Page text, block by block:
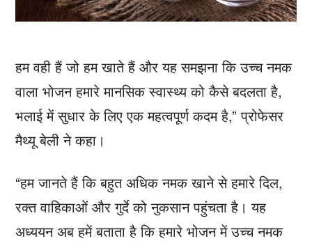
हम वही हैं जो हम खाते हैं और यह समझना कि उच्च नमक
वाला भोजन हमारे मानसिक स्वास्थ्य को कैसे बदलता है,
भलाई में सुधार के लिए एक महत्वपूर्ण कदम है,” प्रोफेसर
मैथ्यू बेली ने कहा।
“हम जानते हैं कि बहुत अधिक नमक खाने से हमारे दिल,
रक्त वाहिकाओं और गुर्दे को नुकसान पहुंचता है। यह
अध्ययन अब हमें बताता है कि हमारे भोजन में उच्च नमक